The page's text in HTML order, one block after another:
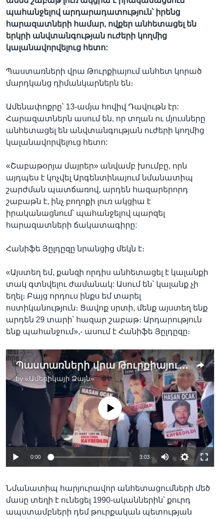
պահանջելով արդարադատություն՝ իրենց
հարազատների համար, ովքեր անհետացել են
երկրի անվտանգության ուժերի կողմից
կալանավորվելուց հետո:
Պաստառների վրա Թուրքիայում անհետ կորած
մարդկանց դիմանկարներն են։
Ամենափոքրը՝ 13-ամյա հովիվ Դավութն էր:
Հարազատներն ասում են, որ տղան ու մյուսները
անհետացել են անվտանգության ուժերի կողմից
կալանավորվելուց հետո:
«Շաբաթօրյա մայրեր» անվամբ խումբը, որն
այդպես է կոչվել Արգենտինայում նմանատիպ
շարժման պատճառով, արդեն հազարերորդ
շաբաթն է, ինչ բողոքի լուռ ակցիա է
իրականացնում՝ պահանջելով պարզել
հարազատների ճակատագիրը:
Հանիֆե Յըլդըզը նրանցից մեկն է։
«Այստեղ եմ, քանզի որդիս անհետացել է կալանքի
տակ գտնվելու ժամանակ: Ասում են՝ կալանք չի
եղել։ Բայց որդուս ինքս եմ տարել
ոստիկանություն։ Ցավոք սրտի, մենք այստեղ ենք
արդեն 29 տարի՝ հազար շաբաթ։ Արդարություն
ենք պահանջում»,- ասում է Հանիֆե Յըլդըզը։
Պաստառների վրա Թուրքիայում անհետ կորած մարդկանց դիմանկարներն են
by «Ամերիկայի Ձայն»
No media source currently available
0:00 3:03
Նմանատիպ հարյուրավոր անհետացումների մեծ
մասը տեղի է ունեցել 1990-ականներին՝ քուրդ
ապստամբների դեմ թուրքական պետության